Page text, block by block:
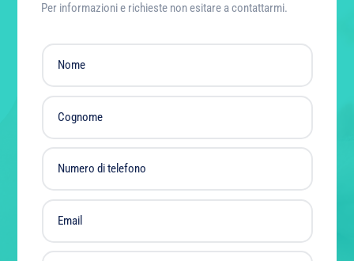
Per informazioni e richieste non esitare a contattarmi.